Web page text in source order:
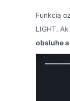
Funkcia
LIGHT.
obsluhe